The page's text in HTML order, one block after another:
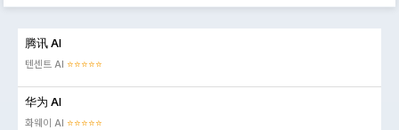
腾讯 AI
텐센트 AI ⭐⭐⭐⭐⭐
华为 AI
화웨이 AI ⭐⭐⭐⭐⭐